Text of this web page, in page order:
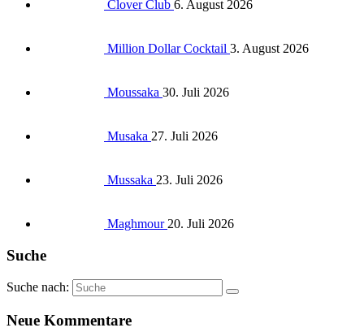
Clover Club 6. August 2026
Million Dollar Cocktail 3. August 2026
Moussaka 30. Juli 2026
Musaka 27. Juli 2026
Mussaka 23. Juli 2026
Maghmour 20. Juli 2026
Suche
Suche nach:
Neue Kommentare